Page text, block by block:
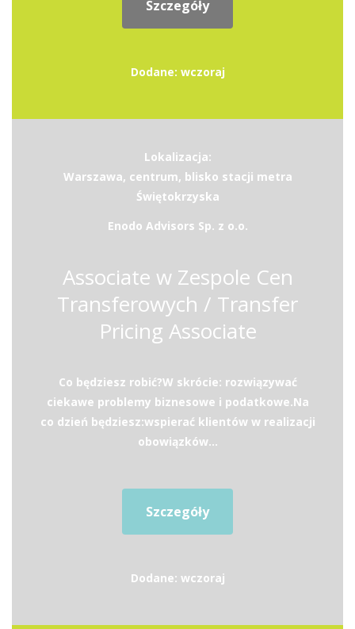
Szczegóły
Dodane: wczoraj
Lokalizacja:
Warszawa, centrum, blisko stacji metra
Świętokrzyska
Enodo Advisors Sp. z o.o.
Associate w Zespole Cen
Transferowych / Transfer
Pricing Associate
Co będziesz robić?W skrócie: rozwiązywać
ciekawe problemy biznesowe i podatkowe.Na
co dzień będziesz:wspierać klientów w realizacji
obowiązków...
Szczegóły
Dodane: wczoraj